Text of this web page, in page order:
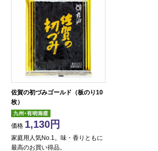
佐賀の初づみゴールド（板のり10
枚）
価格 1,130
家庭用人気No.1。味・香りともに
最高のお買い得品。